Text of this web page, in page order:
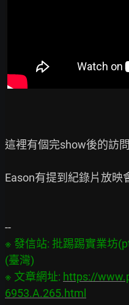
這裡有個完show後的訪問
Eason有提到紀錄片放映
※ 發信站: 批踢踢實業坊
(臺灣)
※ 文章網址: https://
6953.A.265.html